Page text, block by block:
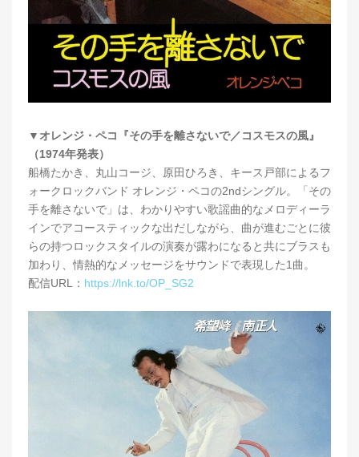
▼オレンジ・ペコ『その手を離さないで／コスモスの風』
（1974年発表）
船橋たかき、丸山コージ、原田ひろき、キース戸部によるフ
ォークロックバンド オレンジ・ペコの2ndシングル。「その
手を離さないで」は、わかりやすい歌謡曲的なメロディーラ
インでアコースティックな出だしながら、曲が進むごとに彼
らの持つロックスタイルの演奏が露わになると共にブラスも
加わり、情熱的なメッセージをサウンドで表現した1曲。
配信URL： https://lnk.to/OP_SG2